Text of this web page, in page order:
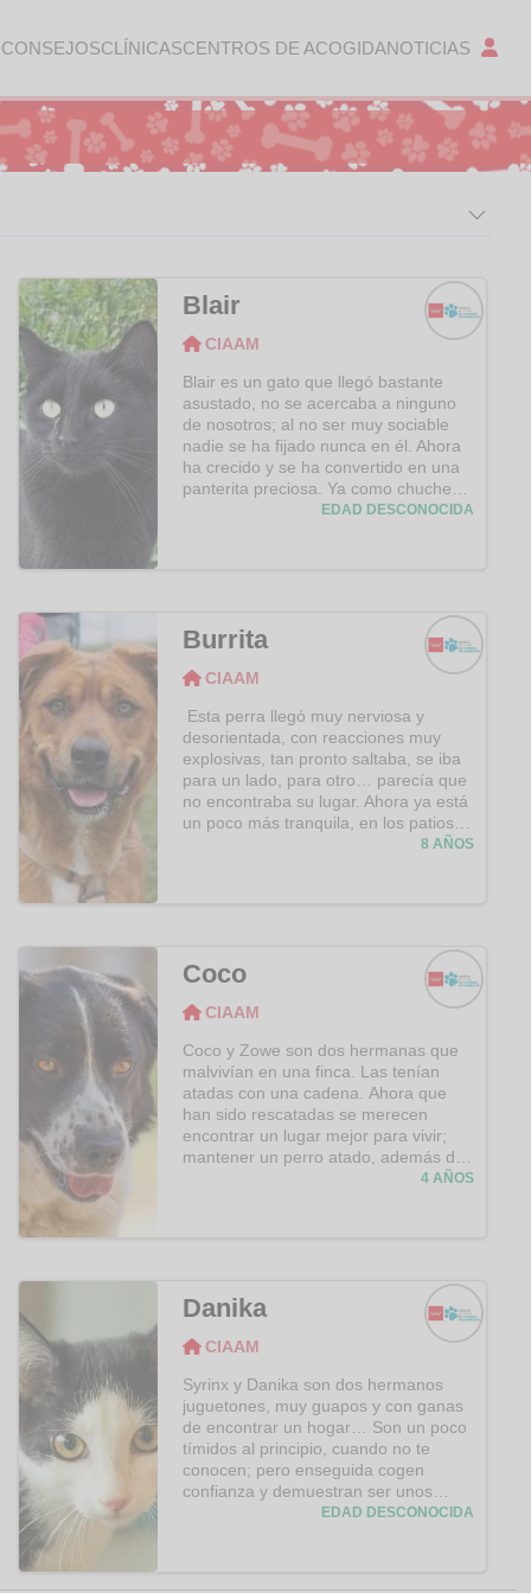
CLÍNICASCENTROS DE ACOGIDANOTICIAS
Blair
CIAAM
Blair es un gato que llegó bastante
asustado, no se acercaba a ninguno
de nosotros; al no ser muy sociable
nadie se ha fijado nunca en él. Ahora
ha crecido y se ha convertido en una
panterita preciosa. Ya como chuches
de la mano aunque sigue sin dejarse
EDAD DESCONOCIDA
Burrita
CIAAM
Esta perra llegó muy nerviosa y
desorientada, con reacciones muy
explosivas, tan pronto saltaba, se iba
para un lado, para otro… parecía que
no encontraba su lugar. Ahora ya está
un poco más tranquila, en los patios
llora si nos vamos y se sienta delante
peros se pone un poco nerviosa. Ha
dado positivo en leishmania. Video
Burrita:
v=iMMJ2IP68i8&t=1s
8 AÑOS
Coco
CIAAM
Coco y Zowe son dos hermanas que
malvivían en una finca. Las tenían
atadas con una cadena. Ahora que
han sido rescatadas se merecen
encontrar un lugar mejor para vivir;
mantener un perro atado, además de
estar prohibido, provoca secuelas
acaricies. Disfruta olisqueando todo
cuando va de paseo ¡cuantas cosas
por descubrir! Es una perra sociable,
adorable!
4 AÑOS
Danika
CIAAM
Syrinx y Danika son dos hermanos
juguetones, muy guapos y con ganas
de encontrar un hogar… Son un poco
tímidos al principio, cuando no te
conocen; pero enseguida cogen
confianza y demuestran ser unos
EDAD DESCONOCIDA